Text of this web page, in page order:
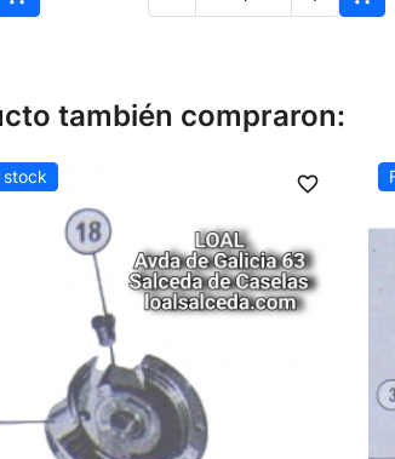
también compraron:
stock favorite_border